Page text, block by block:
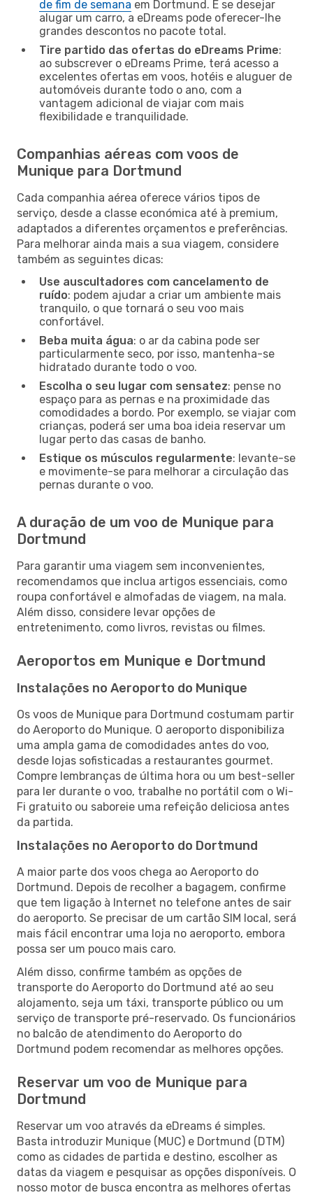
de fim de semana em Dortmund. E se desejar
alugar um carro, a eDreams pode oferecer-lhe
grandes descontos no pacote total.
Tire partido das ofertas do eDreams Prime:
ao subscrever o eDreams Prime, terá acesso a
excelentes ofertas em voos, hotéis e aluguer de
automóveis durante todo o ano, com a
vantagem adicional de viajar com mais
flexibilidade e tranquilidade.
Companhias aéreas com voos de
Munique para Dortmund
Cada companhia aérea oferece vários tipos de
serviço, desde a classe económica até à premium,
adaptados a diferentes orçamentos e preferências.
Para melhorar ainda mais a sua viagem, considere
também as seguintes dicas:
Use auscultadores com cancelamento de
ruído: podem ajudar a criar um ambiente mais
tranquilo, o que tornará o seu voo mais
confortável.
Beba muita água: o ar da cabina pode ser
particularmente seco, por isso, mantenha-se
hidratado durante todo o voo.
Escolha o seu lugar com sensatez: pense no
espaço para as pernas e na proximidade das
comodidades a bordo. Por exemplo, se viajar com
crianças, poderá ser uma boa ideia reservar um
lugar perto das casas de banho.
Estique os músculos regularmente: levante-se
e movimente-se para melhorar a circulação das
pernas durante o voo.
A duração de um voo de Munique para
Dortmund
Para garantir uma viagem sem inconvenientes,
recomendamos que inclua artigos essenciais, como
roupa confortável e almofadas de viagem, na mala.
Além disso, considere levar opções de
entretenimento, como livros, revistas ou filmes.
Aeroportos em Munique e Dortmund
Instalações no Aeroporto do Munique
Os voos de Munique para Dortmund costumam partir
do Aeroporto do Munique. O aeroporto disponibiliza
uma ampla gama de comodidades antes do voo,
desde lojas sofisticadas a restaurantes gourmet.
Compre lembranças de última hora ou um best-seller
para ler durante o voo, trabalhe no portátil com o Wi-
Fi gratuito ou saboreie uma refeição deliciosa antes
da partida.
Instalações no Aeroporto do Dortmund
A maior parte dos voos chega ao Aeroporto do
Dortmund. Depois de recolher a bagagem, confirme
que tem ligação à Internet no telefone antes de sair
do aeroporto. Se precisar de um cartão SIM local, será
mais fácil encontrar uma loja no aeroporto, embora
possa ser um pouco mais caro.
Além disso, confirme também as opções de
transporte do Aeroporto do Dortmund até ao seu
alojamento, seja um táxi, transporte público ou um
serviço de transporte pré-reservado. Os funcionários
no balcão de atendimento do Aeroporto do
Dortmund podem recomendar as melhores opções.
Reservar um voo de Munique para
Dortmund
Reservar um voo através da eDreams é simples.
Basta introduzir Munique (MUC) e Dortmund (DTM)
como as cidades de partida e destino, escolher as
datas da viagem e pesquisar as opções disponíveis. O
nosso motor de busca encontra as melhores ofertas